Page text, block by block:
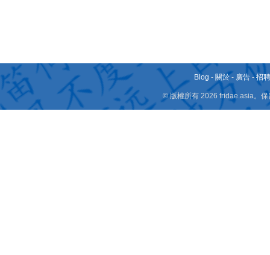
Blog - 關於 - 廣告 -招
© 版權所有 2026 fridae.asia。